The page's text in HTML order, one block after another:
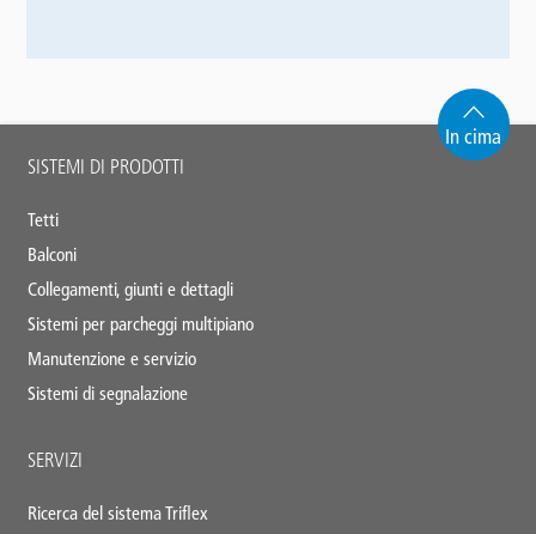
In cima
Main
SISTEMI DI PRODOTTI
Tetti
Balconi
Collegamenti, giunti e dettagli
Sistemi per parcheggi multipiano
Manutenzione e servizio
Sistemi di segnalazione
SERVIZI
Ricerca del sistema Triflex